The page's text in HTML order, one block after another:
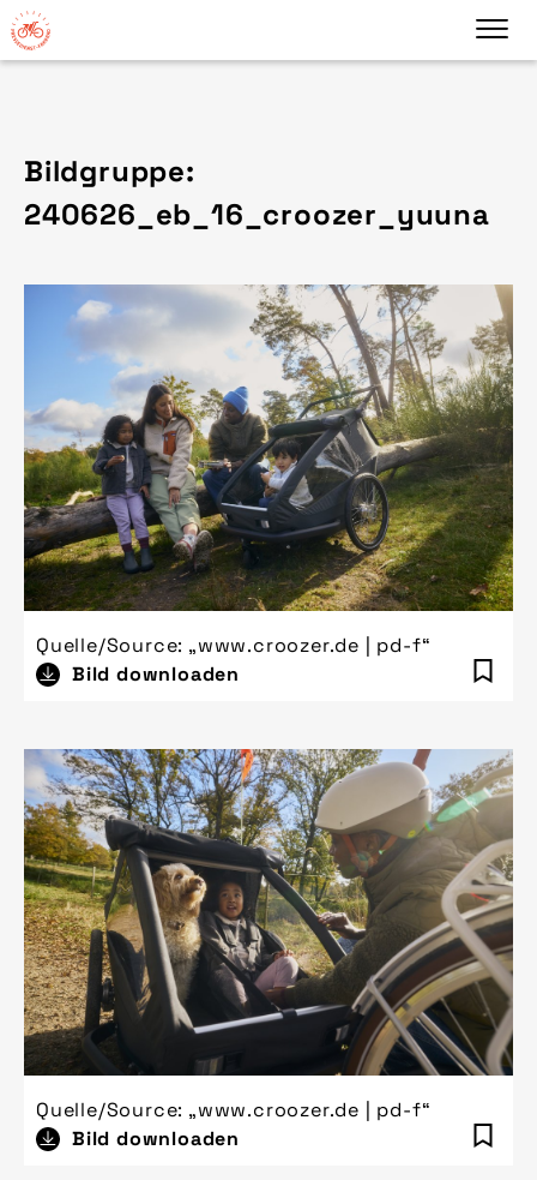
Bildgruppe:
240626_eb_16_croozer_yuuna
Quelle/Source: „www.croozer.de | pd-f“
Bild downloaden
Quelle/Source: „www.croozer.de | pd-f“
Bild downloaden